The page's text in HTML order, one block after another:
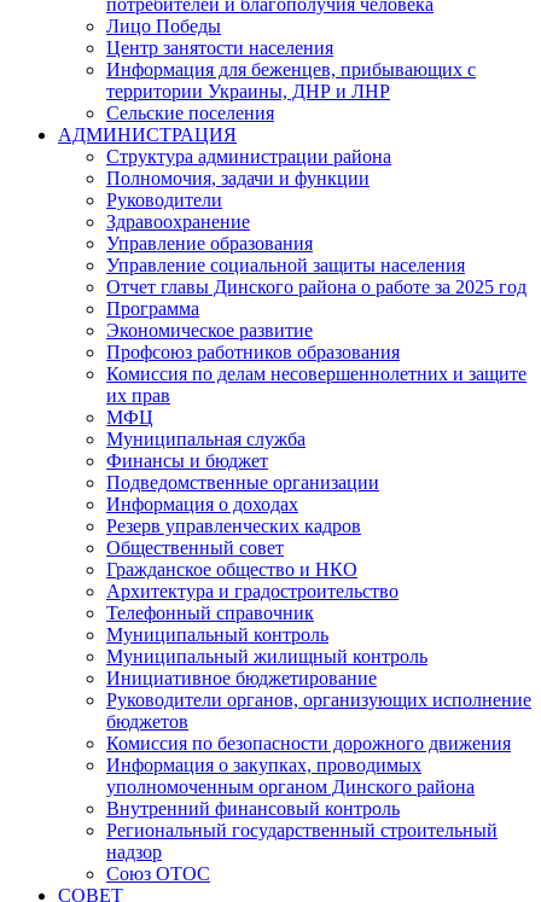
потребителей и благополучия человека
Лицо Победы
Центр занятости населения
Информация для беженцев, прибывающих с
территории Украины, ДНР и ЛНР
Сельские поселения
АДМИНИСТРАЦИЯ
Структура администрации района
Полномочия, задачи и функции
Руководители
Здравоохранение
Управление образования
Управление социальной защиты населения
Отчет главы Динского района о работе за 2025 год
Программа
Экономическое развитие
Профсоюз работников образования
Комиссия по делам несовершеннолетних и защите
их прав
МФЦ
Муниципальная служба
Финансы и бюджет
Подведомственные организации
Информация о доходах
Резерв управленческих кадров
Общественный совет
Гражданское общество и НКО
Архитектура и градостроительство
Телефонный справочник
Муниципальный контроль
Муниципальный жилищный контроль
Инициативное бюджетирование
Руководители органов, организующих исполнение
бюджетов
Комиссия по безопасности дорожного движения
Информация о закупках, проводимых
уполномоченным органом Динского района
Внутренний финансовый контроль
Региональный государственный строительный
надзор
Союз ОТОС
СОВЕТ